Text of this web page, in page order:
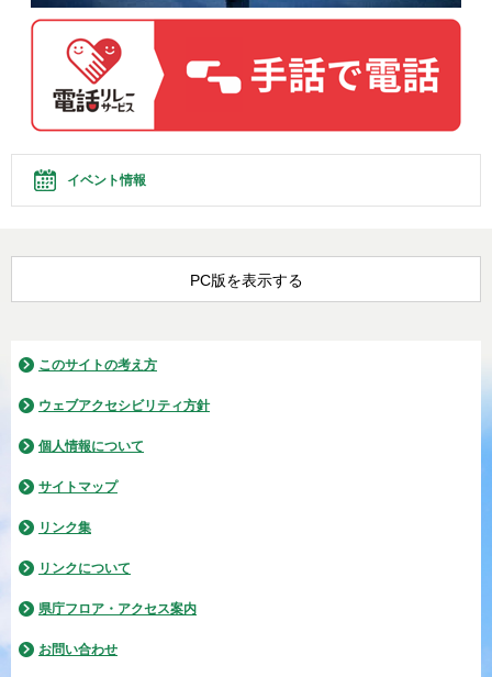
イベント情報
PC版を表示する
このサイトの考え方
ウェブアクセシビリティ方針
個人情報について
サイトマップ
リンク集
リンクについて
県庁フロア・アクセス案内
お問い合わせ